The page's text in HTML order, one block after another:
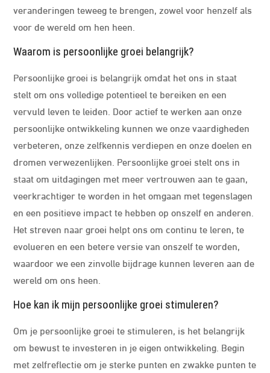
veranderingen teweeg te brengen, zowel voor henzelf als
voor de wereld om hen heen.
Waarom is persoonlijke groei belangrijk?
Persoonlijke groei is belangrijk omdat het ons in staat
stelt om ons volledige potentieel te bereiken en een
vervuld leven te leiden. Door actief te werken aan onze
persoonlijke ontwikkeling kunnen we onze vaardigheden
verbeteren, onze zelfkennis verdiepen en onze doelen en
dromen verwezenlijken. Persoonlijke groei stelt ons in
staat om uitdagingen met meer vertrouwen aan te gaan,
veerkrachtiger te worden in het omgaan met tegenslagen
en een positieve impact te hebben op onszelf en anderen.
Het streven naar groei helpt ons om continu te leren, te
evolueren en een betere versie van onszelf te worden,
waardoor we een zinvolle bijdrage kunnen leveren aan de
wereld om ons heen.
Hoe kan ik mijn persoonlijke groei stimuleren?
Om je persoonlijke groei te stimuleren, is het belangrijk
om bewust te investeren in je eigen ontwikkeling. Begin
met zelfreflectie om je sterke punten en zwakke punten te